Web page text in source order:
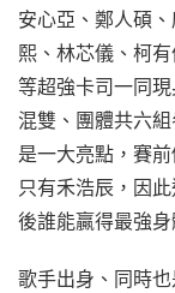
安心亞、鄭人碩
熙、林芯儀、柯
等超強卡司一同
混雙、團體共六
是一大亮點，賽
只有禾浩辰，因
後誰能贏得最強
歌手出身、同時